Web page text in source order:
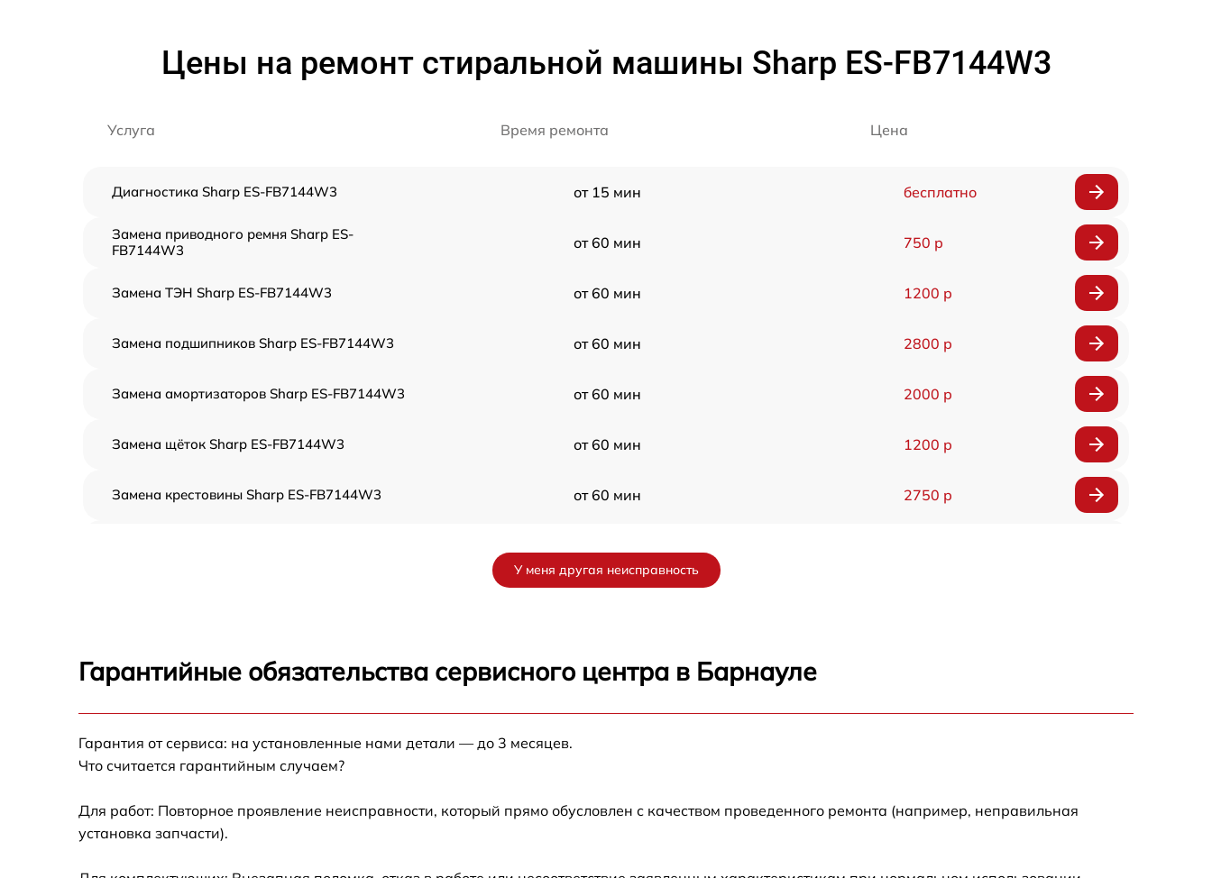
Цены на ремонт стиральной машины Sharp ES-FB7144W3
Услуга Время ремонта Цена
Диагностика Sharp ES-FB7144W3 от 15 мин бесплатно
Замена приводного ремня Sharp ES-
FB7144W3
от 60 мин 750 р
Замена ТЭН Sharp ES-FB7144W3 от 60 мин 1200 р
Замена подшипников Sharp ES-FB7144W3 от 60 мин 2800 р
Замена амортизаторов Sharp ES-FB7144W3 от 60 мин 2000 р
Замена щёток Sharp ES-FB7144W3 от 60 мин 1200 р
Замена крестовины Sharp ES-FB7144W3 от 60 мин 2750 р
Замена УБЛ Sharp ES-FB7144W3
FB7144W3
Замена сливного шланга Sharp ES-
У меня другая неисправность
Гарантийные обязательства сервисного центра в Барнауле
Гарантия от сервиса: на установленные нами детали — до 3 месяцев.
Что считается гарантийным случаем?
Для работ: Повторное проявление неисправности, который прямо обусловлен с качеством проведенного ремонта (например, неправильная
установка запчасти).